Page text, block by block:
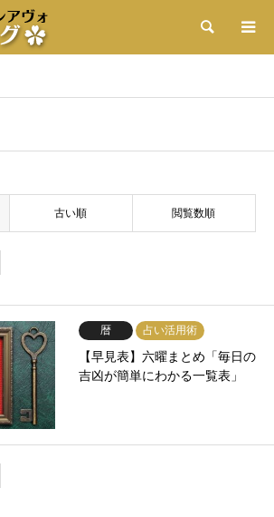
検索
古い順 閲覧数順
暦 占い活用術
【早見表】六曜まとめ「毎日の
吉凶が簡単にわかる一覧表」